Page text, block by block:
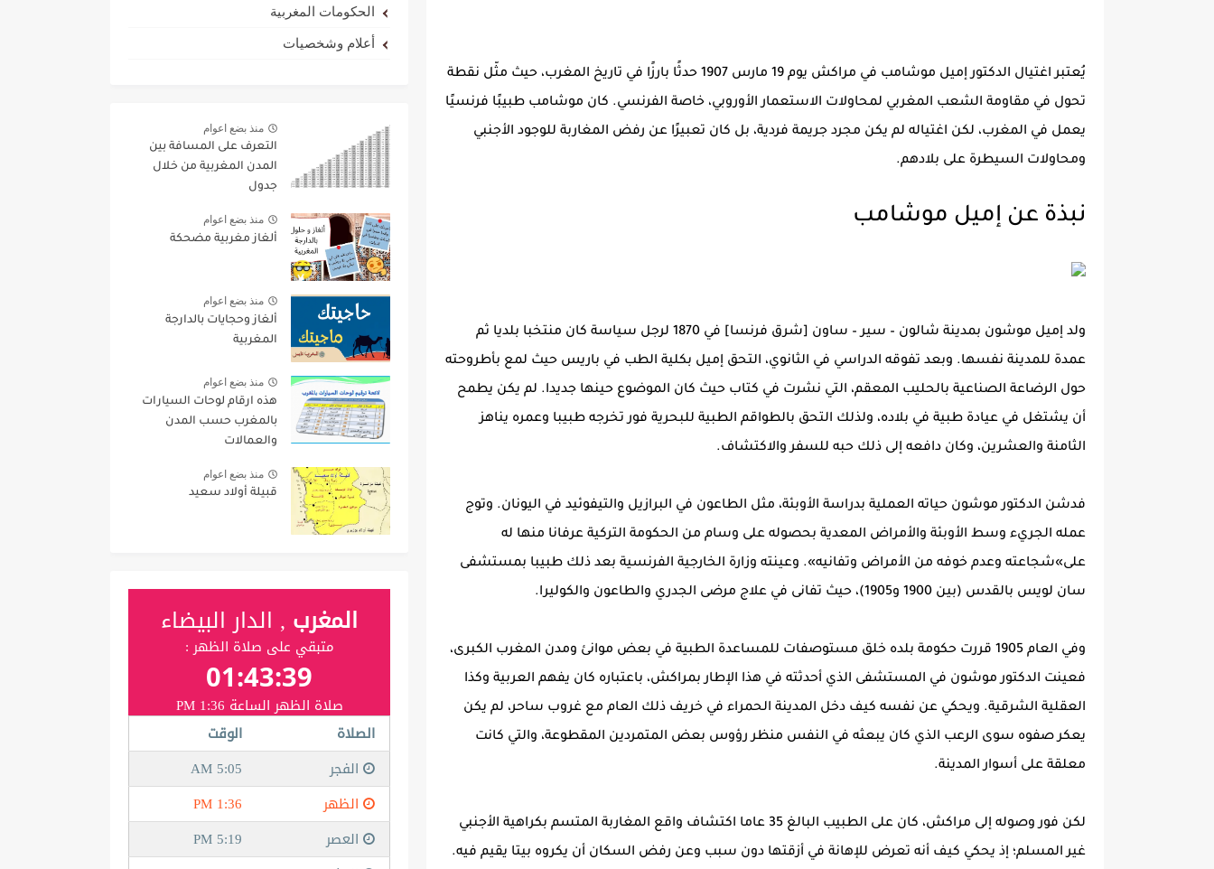
يُعتبر اغتيال الدكتور إميل موشامب في مراكش يوم 19 مارس 1907 حدثًا بارزًا في تاريخ المغرب، حيث مثّل نقطة
تحول في مقاومة الشعب المغربي لمحاولات الاستعمار الأوروبي، خاصة الفرنسي. كان موشامب طبيبًا فرنسيًا
يعمل في المغرب، لكن اغتياله لم يكن مجرد جريمة فردية، بل كان تعبيرًا عن رفض المغاربة للوجود الأجنبي
ومحاولات السيطرة على بلادهم.
نبذة عن إميل موشامب
ولد إميل موشون بمدينة شالون – سير – ساون [شرق فرنسا] في 1870 لرجل سياسة كان منتخبا بلديا ثم
عمدة للمدينة نفسها. وبعد تفوقه الدراسي في الثانوي، التحق إميل بكلية الطب في باريس حيث لمع بأطروحته
حول الرضاعة الصناعية بالحليب المعقم، التي نشرت في كتاب حيث كان الموضوع حينها جديدا. لم يكن يطمح
أن يشتغل في عيادة طبية في بلاده، ولذلك التحق بالطواقم الطبية للبحرية فور تخرجه طبيبا وعمره يناهز
الثامنة والعشرين، وكان دافعه إلى ذلك حبه للسفر والاكتشاف.
فدشن الدكتور موشون حياته العملية بدراسة الأوبئة، مثل الطاعون في البرازيل والتيفوئيد في اليونان. وتوج
عمله الجريء وسط الأوبئة والأمراض المعدية بحصوله على وسام من الحكومة التركية عرفانا منها له
على»شجاعته وعدم خوفه من الأمراض وتفانيه». وعينته وزارة الخارجية الفرنسية بعد ذلك طبيبا بمستشفى
سان لويس بالقدس (بين 1900 و1905)، حيث تفانى في علاج مرضى الجدري والطاعون والكوليرا.
وفي العام 1905 قررت حكومة بلده خلق مستوصفات للمساعدة الطبية في بعض موانئ ومدن المغرب الكبرى،
فعينت الدكتور موشون في المستشفى الذي أحدثته في هذا الإطار بمراكش، باعتباره كان يفهم العربية وكذا
العقلية الشرقية. ويحكي عن نفسه كيف دخل المدينة الحمراء في خريف ذلك العام مع غروب ساحر، لم يكن
يعكر صفوه سوى الرعب الذي كان يبعثه في النفس منظر رؤوس بعض المتمردين المقطوعة، والتي كانت
معلقة على أسوار المدينة.
لكن فور وصوله إلى مراكش، كان على الطبيب البالغ 35 عاما اكتشاف واقع المغاربة المتسم بكراهية الأجنبي
غير المسلم؛ إذ يحكي كيف أنه تعرض للإهانة في أزقتها دون سبب وعن رفض السكان أن يكروه بيتا يقيم فيه.
الحكومات المغربية
أعلام وشخصيات
منذ بضع اعوام
التعرف على المسافة بين
المدن المغربية من خلال
جدول
منذ بضع اعوام
ألغاز مغربية مضحكة
منذ بضع اعوام
ألغاز وحجايات بالدارجة
المغربية
منذ بضع اعوام
هذه ارقام لوحات السيارات
بالمغرب حسب المدن
والعمالات
منذ بضع اعوام
قبيلة أولاد سعيد